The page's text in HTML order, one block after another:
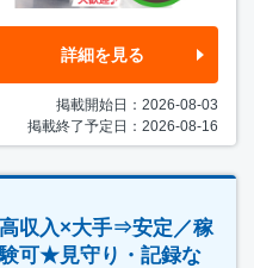
詳細を見る
掲載開始日：2026-08-03
掲載終了予定日：2026-08-16
高収入×大手⇒安定／稼
可★見守り・記録な